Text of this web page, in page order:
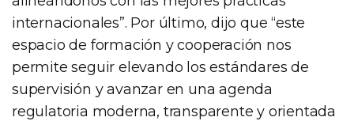
internacionales”. Por último, dijo que “este
espacio de formación y cooperación nos
permite seguir elevando los estándares de
supervisión y avanzar en una agenda
regulatoria moderna, transparente y orientada